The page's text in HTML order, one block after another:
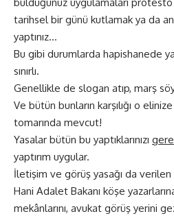
tarihsel bir günü kutlamak ya da
yaptınız…
Bu gibi durumlarda hapishanede
sınırlı.
Genellikle de slogan atıp, marş
Ve bütün bunların karşılığı o
tomarında mevcut!
Yasalar bütün bu yaptıklarınızı
yaptırım uygular.
İletişim ve görüş yasağı da verilen
Hani Adalet Bakanı köşe
mekânlarını, avukat görüş yerini